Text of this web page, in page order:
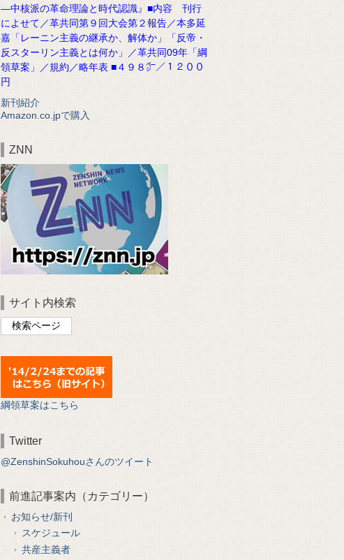
―中核派の革命理論と時代認識』■内容 刊行
によせて／革共同第９回大会第２報告／本多延
嘉「レーニン主義の継承か、解体か」「反帝・
反スターリン主義とは何か」／革共同09年「綱
領草案」／規約／略年表 ■４９８㌻／１２００
円
新刊紹介
Amazon.co.jpで購入
ZNN
サイト内検索
綱領草案はこちら
Twitter
@ZenshinSokuhouさんのツイート
前進記事案内（カテゴリー）
お知らせ/新刊
スケジュール
共産主義者